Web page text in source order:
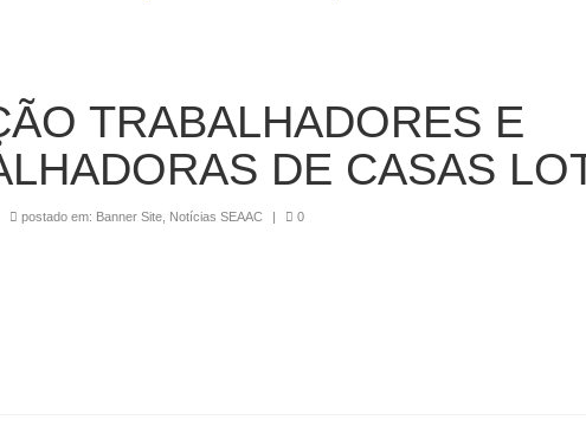
TRABALHADORES E
DE CASAS
postado em: Banner Site Notícias SEAAC | 0